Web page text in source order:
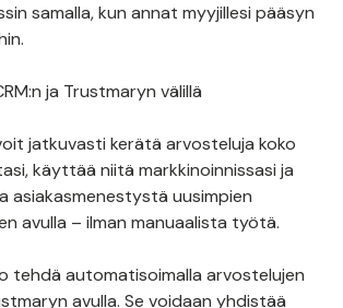
samalla, kun annat myyjillesi pääsyn
jatkuvasti kerätä arvosteluja koko
käyttää niitä markkinoinnissasi ja
asiakasmenestystä uusimpien
avulla – ilman manuaalista työtä.
tehdä automatisoimalla arvostelujen
avulla. Se voidaan yhdistää